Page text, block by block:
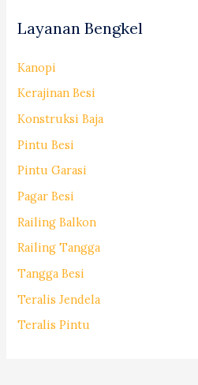
Layanan Bengkel
Kanopi
Kerajinan Besi
Konstruksi Baja
Pintu Besi
Pintu Garasi
Pagar Besi
Railing Balkon
Railing Tangga
Tangga Besi
Teralis Jendela
Teralis Pintu